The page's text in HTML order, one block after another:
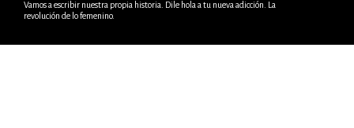
Vamos a escribir nuestra propia historia. Dile hola a tu nueva adicción. La
revolución de lo femenino.